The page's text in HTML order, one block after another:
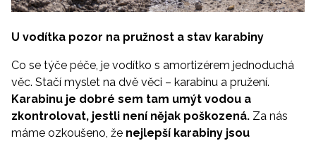
U vodítka pozor na pružnost a stav karabiny
Co se týče péče, je vodítko s amortizérem jednoduchá
věc. Stačí myslet na dvě věci – karabinu a pružení.
Karabinu je dobré sem tam umýt vodou a
zkontrolovat, jestli není nějak poškozená. Za nás
máme ozkoušeno, že nejlepší karabiny jsou